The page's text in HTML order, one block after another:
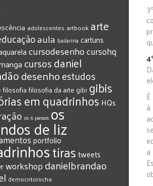
adolescentes artbook arte
aula bailarina cartuns
cursodesenhocursohq
cursosdaniel
desenhoestudos
filosofia filosofia da arte gibi gibis
em quadrinhos HQs
os 6 passos os
de liz
portfolio
tirastweets
workshop‎danielbrandao‬
‎democritorocha